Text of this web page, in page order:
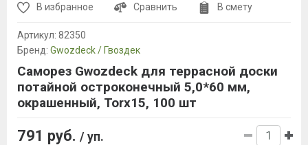
В избранное Сравнить В смету
Артикул: 82350
Бренд: Gwozdeck / Гвоздек
Саморез Gwozdeck для террасной доски
потайной остроконечный 5,0*60 мм,
окрашенный, Torx15, 100 шт
791 руб. / уп.